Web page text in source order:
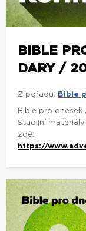
BIBLE
DARY /
Z pořadu: Bible
Bible pro
Studijní
zde:
https://